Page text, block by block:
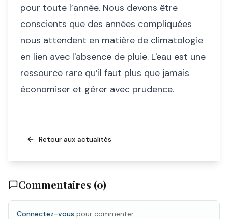
pour toute l’année. Nous devons être
conscients que des années compliquées
nous attendent en matière de climatologie
en lien avec l'absence de pluie. L'eau est une
ressource rare qu’il faut plus que jamais
économiser et gérer avec prudence.
Retour aux actualités
Commentaires (0)
Connectez-vous pour commenter.